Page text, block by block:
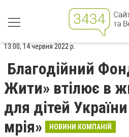
13:00, 14 червня 2022 р.
Благодійний
Жити» втілює в
для дітей
мрія»
НОВИНИ КОМПАНІЙ